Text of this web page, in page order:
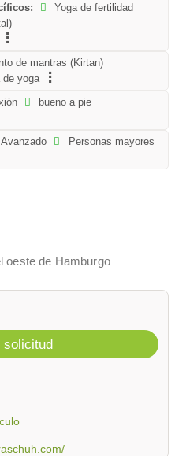
Yoga de fertilidad
de mantras (Kirtan)
de yoga
bueno a pie
Avanzado Personas mayores
oeste de Hamburgo
solicitud